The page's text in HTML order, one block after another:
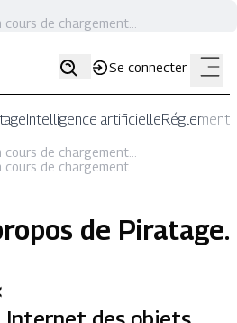
de chargement...
Se connecter
Intelligence artificielle
de chargement...
de chargement...
de Piratage.